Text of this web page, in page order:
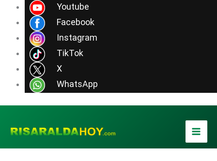
Youtube
Facebook
Instagram
TikTok
X
WhatsApp
contenido